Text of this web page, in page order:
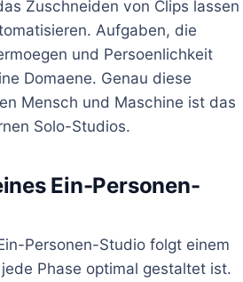
Zuschneiden von Clips lassen
Aufgaben, die
und Persoenlichkeit
Domaene. Genau diese
Mensch und Maschine ist das
Solo-Studios.
Ein-Personen-
Personen-Studio folgt einem
Phase optimal gestaltet ist.